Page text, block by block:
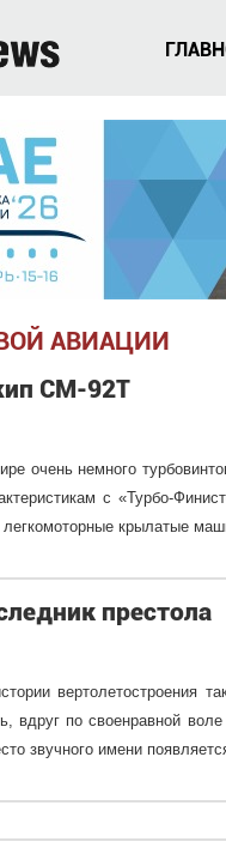
АВИАЦИИ
СМ-92Т
очень немного
с «Турбо-
легкомоторные крылатые
престола
вертолетостроения
вдруг по своенравной
звучного имени